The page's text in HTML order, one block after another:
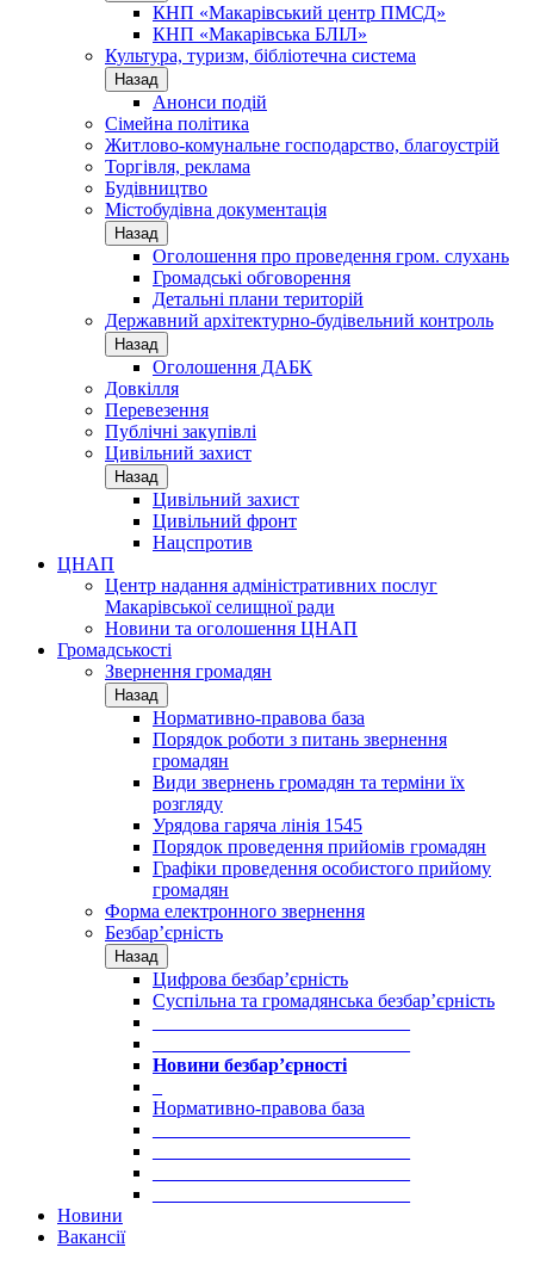
КНП «Макарівський центр ПМСД»
КНП «Макарівська БЛІЛ»
Культура, туризм, бібліотечна система
Назад
Анонси подій
Сімейна політика
Житлово-комунальне господарство, благоустрій
Торгівля, реклама
Будівництво
Містобудівна документація
Назад
Оголошення про проведення гром. слухань
Громадські обговорення
Детальні плани територій
Державний архітектурно-будівельний контроль
Назад
Оголошення ДАБК
Довкілля
Перевезення
Публічні закупівлі
Цивільний захист
Назад
Цивільний захист
Цивільний фронт
Нацспротив
ЦНАП
Центр надання адміністративних послуг
Макарівської селищної ради
Новини та оголошення ЦНАП
Громадськості
Звернення громадян
Назад
Нормативно-правова база
Порядок роботи з питань звернення
громадян
Види звернень громадян та терміни їх
розгляду
Урядова гаряча лінія 1545
Порядок проведення прийомів громадян
Графіки проведення особистого прийому
громадян
Форма електронного звернення
Безбар’єрність
Назад
Цифрова безбар’єрність
Суспільна та громадянська безбар’єрність
Новини безбар’єрності
Нормативно-правова база
Новини
Вакансії